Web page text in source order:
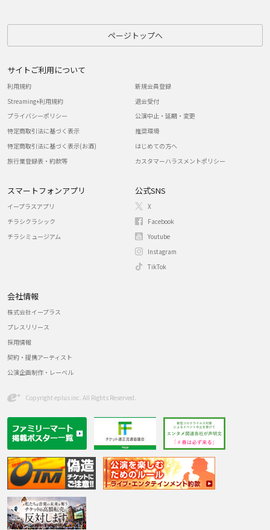
ページトップへ
サイトご利用について
利用規約
Streaming+利用規約
プライバシーポリシー
特定商取引法に基づく表示
特定商取引法に基づく表示(お酒)
旅行業登録表・約款等
新規会員登録
退会受付
公演中止・延期・変更
推奨環境
はじめての方へ
カスタマーハラスメントポリシー
スマートフォンアプリ
イープラスアプリ
チラシクラシック
チラシミュージアム
公式SNS
X
Facebook
Youtube
Instagram
TikTok
会社情報
株式会社イープラス
プレスリリース
採用情報
契約・提携アーティスト
公演企画制作・レーベル
Copyright eplus inc. All Rights Reserved.